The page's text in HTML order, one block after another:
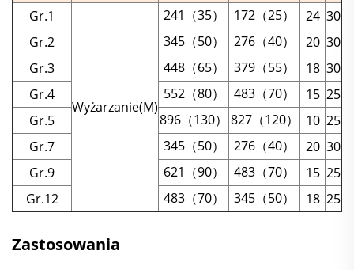
Gr.1
Wyżarzanie(M)
241（35） 172（25） 24 30
Gr.2
345（50） 276（40） 20 30
Gr.3
448（65） 379（55） 18 30
Gr.4
552（80） 483（70） 15 25
Gr.5
896（130） 827（120） 10 25
Gr.7
345（50） 276（40） 20 30
Gr.9
621（90） 483（70） 15 25
Gr.12
483（70） 345（50） 18 25
Zastosowania